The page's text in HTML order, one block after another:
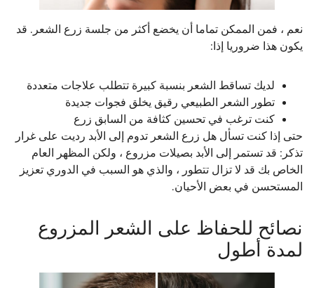
نعم ، فمن الممكن تماما أن يخضع أكثر من جلسة زرع الشعر. قد
يكون هذا ضروريا إذا:
لديك تساقط الشعر بنسبة كبيرة تتطلب علاجات متعددة
تطور الشعر الطبيعي رقيق يخلق فجوات جديدة
كنت ترغب في تحسين كثافة من السابق زرع
حتى إذا كنت تسأل هل زرع الشعر تدوم إلى الأبد رديت على غرار
تذكر: قد تستمر إلى الأبد بصيلات مزروع ، ولكن المظهر العام
الخاص بك قد لا تزال تتطور ، والذي هو السبب في الدوري تعزيز
المستحسن في بعض الأحيان.
نصائح للحفاظ على الشعر المزروع
لمدة أطول